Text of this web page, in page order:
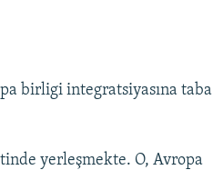
birligi integratsiyasına taba
yerleşmekte. O, Avropa